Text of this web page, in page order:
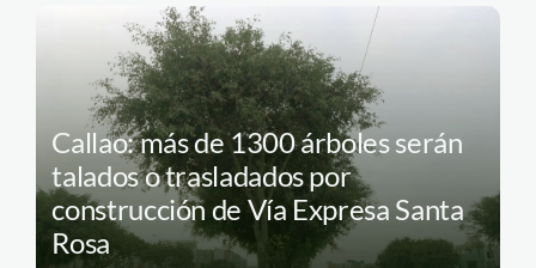
Callao: más de 1300 árboles serán
talados o trasladados por
construcción de Vía Expresa Santa
Rosa